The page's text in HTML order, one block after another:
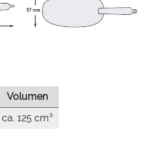
Volumen
ca. 125 cm³